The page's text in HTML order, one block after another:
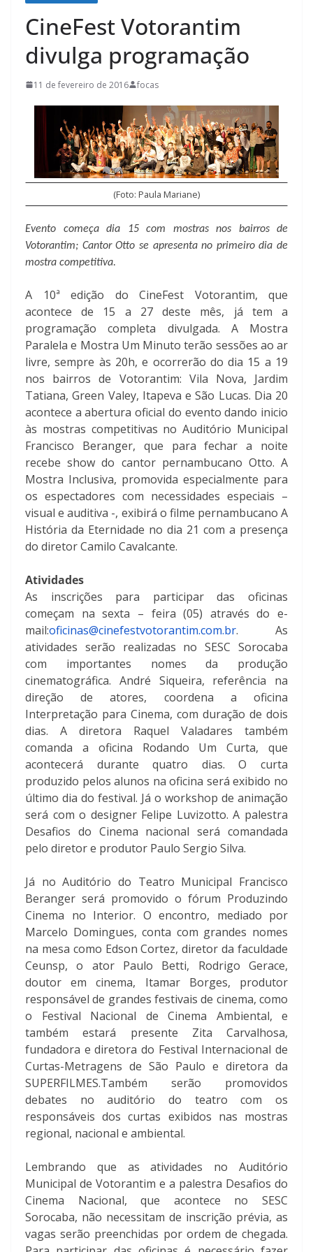
CineFest Votorantim
divulga programação
11 de fevereiro de 2016 focas
(Foto: Paula Mariane)
Evento começa dia 15 com mostras nos bairros de
Votorantim; Cantor Otto se apresenta no primeiro dia de
mostra competitiva.
A 10ª edição do CineFest Votorantim, que
acontece de 15 a 27 deste mês, já tem a
programação completa divulgada. A Mostra
Paralela e Mostra Um Minuto terão sessões ao ar
livre, sempre às 20h, e ocorrerão do dia 15 a 19
nos bairros de Votorantim: Vila Nova, Jardim
Tatiana, Green Valey, Itapeva e São Lucas. Dia 20
acontece a abertura oficial do evento dando inicio
às mostras competitivas no Auditório Municipal
Francisco Beranger, que para fechar a noite
recebe show do cantor pernambucano Otto. A
Mostra Inclusiva, promovida especialmente para
os espectadores com necessidades especiais –
visual e auditiva -, exibirá o filme pernambucano A
História da Eternidade no dia 21 com a presença
do diretor Camilo Cavalcante.
Atividades
As inscrições para participar das oficinas
começam na sexta – feira (05) através do e-
mail:oficinas@cinefestvotorantim.com.br. As
atividades serão realizadas no SESC Sorocaba
com importantes nomes da produção
cinematográfica. André Siqueira, referência na
direção de atores, coordena a oficina
Interpretação para Cinema, com duração de dois
dias. A diretora Raquel Valadares também
comanda a oficina Rodando Um Curta, que
acontecerá durante quatro dias. O curta
produzido pelos alunos na oficina será exibido no
último dia do festival. Já o workshop de animação
será com o designer Felipe Luvizotto. A palestra
Desafios do Cinema nacional será comandada
pelo diretor e produtor Paulo Sergio Silva.
Já no Auditório do Teatro Municipal Francisco
Beranger será promovido o fórum Produzindo
Cinema no Interior. O encontro, mediado por
Marcelo Domingues, conta com grandes nomes
na mesa como Edson Cortez, diretor da faculdade
Ceunsp, o ator Paulo Betti, Rodrigo Gerace,
doutor em cinema, Itamar Borges, produtor
responsável de grandes festivais de cinema, como
o Festival Nacional de Cinema Ambiental, e
também estará presente Zita Carvalhosa,
fundadora e diretora do Festival Internacional de
Curtas-Metragens de São Paulo e diretora da
SUPERFILMES.Também serão promovidos
debates no auditório do teatro com os
responsáveis dos curtas exibidos nas mostras
regional, nacional e ambiental.
Lembrando que as atividades no Auditório
Municipal de Votorantim e a palestra Desafios do
Cinema Nacional, que acontece no SESC
Sorocaba, não necessitam de inscrição prévia, as
vagas serão preenchidas por ordem de chegada.